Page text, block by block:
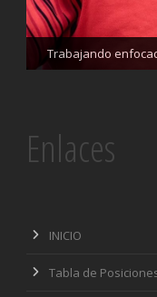
Siempre
Trabajando
Enlaces
INICIO
Tabla de